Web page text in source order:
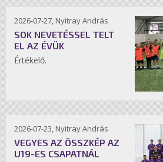
2026-07-27, Nyitray András
SOK NEVETÉSSEL TELT
EL AZ ÉVÜK
Értékelő.
2026-07-23, Nyitray András
VEGYES AZ ÖSSZKÉP AZ
U19-ES CSAPATNÁL